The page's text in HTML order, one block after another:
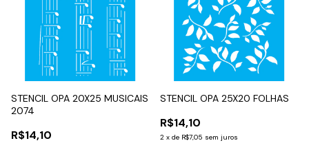
STENCIL OPA 20X25 MUSICAIS
2074
R$14,10
STENCIL OPA 25X20 FOLHAS
R$14,10
2 x de R$7,05 sem juros